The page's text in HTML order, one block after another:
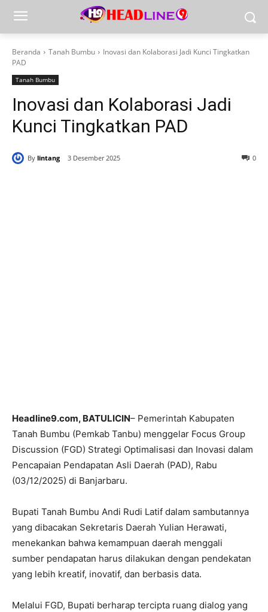
Beranda Tanah Bumbu
Inovasi dan Kolaborasi Jadi Kunci Tingkatkan
PAD
Tanah Bumbu
Inovasi dan Kolaborasi Jadi
Kunci Tingkatkan PAD
By lintang 3 Desember 2025 0
Headline9.com, BATULICIN– Pemerintah Kabupaten
Tanah Bumbu (Pemkab Tanbu) menggelar Focus Group
Discussion (FGD) Strategi Optimalisasi dan Inovasi dalam
Pencapaian Pendapatan Asli Daerah (PAD), Rabu
(03/12/2025) di Banjarbaru.
Bupati Tanah Bumbu Andi Rudi Latif dalam sambutannya
yang dibacakan Sekretaris Daerah Yulian Herawati,
menekankan bahwa kemampuan daerah menggali
sumber pendapatan harus dilakukan dengan pendekatan
yang lebih kreatif, inovatif, dan berbasis data.
Melalui FGD, Bupati berharap tercipta ruang dialog yang